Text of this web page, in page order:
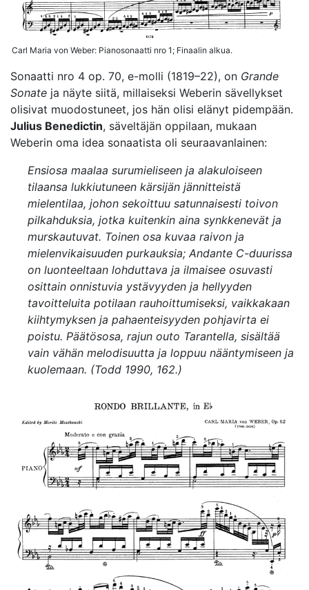
Carl Maria von Weber: Pianosonaatti nro 1; Finaalin alkua.
Sonaatti nro 4 op. 70, e-molli (1819–22), on Grande
Sonate ja näyte siitä, millaiseksi Weberin sävellykset
olisivat muodostuneet, jos hän olisi elänyt pidempään.
Julius Benedictin, säveltäjän oppilaan, mukaan
Weberin oma idea sonaatista oli seuraavanlainen:
Ensiosa maalaa surumieliseen ja alakuloiseen
tilaansa lukkiutuneen kärsijän jännitteistä
mielentilaa, johon sekoittuu satunnaisesti toivon
pilkahduksia, jotka kuitenkin aina synkkenevät ja
murskautuvat. Toinen osa kuvaa raivon ja
mielenvikaisuuden purkauksia; Andante C-duurissa
on luonteeltaan lohduttava ja ilmaisee osuvasti
osittain onnistuvia ystävyyden ja hellyyden
tavoitteluita potilaan rauhoittumiseksi, vaikkakaan
kiihtymyksen ja pahaenteisyyden pohjavirta ei
poistu. Päätösosa, rajun outo Tarantella, sisältää
vain vähän melodisuutta ja loppuu nääntymiseen ja
kuolemaan. (Todd 1990, 162.)